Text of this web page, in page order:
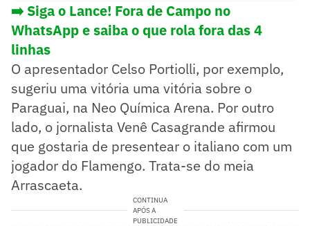
➡️ Siga o Lance! Fora de Campo no
WhatsApp e saiba o que rola fora das 4
linhas
O apresentador Celso Portiolli, por exemplo,
sugeriu uma vitória uma vitória sobre o
Paraguai, na Neo Química Arena. Por outro
lado, o jornalista Venê Casagrande afirmou
que gostaria de presentear o italiano com um
jogador do Flamengo. Trata-se do meia
Arrascaeta.
CONTINUA
APÓS A
PUBLICIDADE